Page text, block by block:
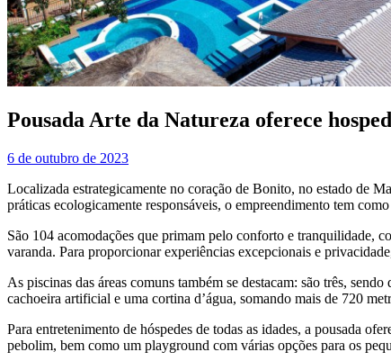
Pousada Arte da Natureza oferece
6 de outubro de 2023
Localizada estrategicamente no coração de Bonito, no estado de
práticas ecologicamente responsáveis, o empreendimento tem
São 104 acomodações que primam pelo conforto e tranquilidade,
varanda. Para proporcionar experiências excepcionais e
As piscinas das áreas comuns também se destacam: são três,
cachoeira artificial e uma cortina d’água, somando mais de 720
Para entretenimento de hóspedes de todas as idades, a pousada
pebolim, bem como um playground com várias opções para os